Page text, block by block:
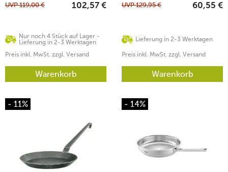
Nur noch 4 Stück auf Lager -
Lieferung in 2-3 Werktagen
UVP119,00 € 102,57 €
Preis inkl. MwSt. zzgl. Versand
Warenkorb
Lieferung in 2-3 Werktagen
UVP129,95 € 60,55 €
Preis inkl. MwSt. zzgl. Versand
Warenkorb
- 11% - 14%